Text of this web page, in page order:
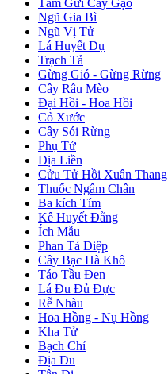
Tầm Gửi Cây Gạo
Ngũ Gia Bì
Ngũ Vị Tử
Lá Huyết Dụ
Trạch Tả
Gừng Gió - Gừng Rừng
Cây Râu Mèo
Đại Hồi - Hoa Hồi
Cỏ Xước
Cây Sói Rừng
Phụ Tử
Địa Liền
Cửu Tử Hồi Xuân Thang
Thuốc Ngâm Chân
Ba kích Tím
Kê Huyết Đằng
Ích Mẫu
Phan Tả Diệp
Cây Bạc Hà Khô
Táo Tầu Đen
Lá Đu Đủ Đực
Rễ Nhàu
Hoa Hồng - Nụ Hồng
Kha Tử
Bạch Chỉ
Địa Du